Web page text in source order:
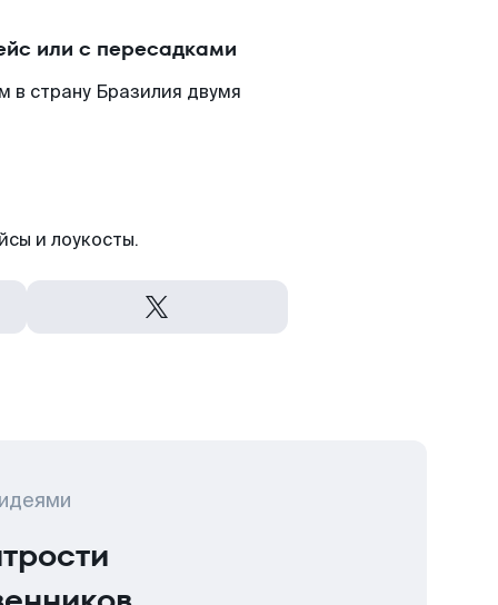
или с пересадками
в страну Бразилия двумя
и лоукосты.